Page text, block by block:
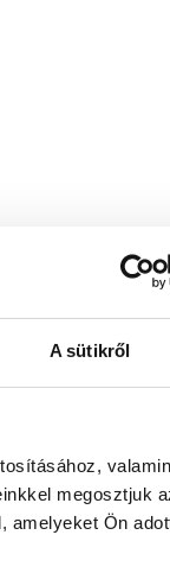
A sütikről
megosztjuk
amelyeket Ön
minőség